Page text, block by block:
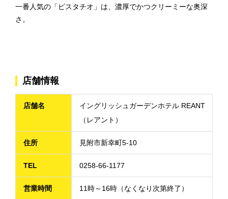
一番人気の「ピスタチオ」は、濃厚でかつクリーミーな奥深
さ。
店舗情報
店舗名
イングリッシュガーデンホテル REANT
（レアント）
住所 見附市新幸町5-10
TEL 0258-66-1177
営業時間 11時～16時（なくなり次第終了）